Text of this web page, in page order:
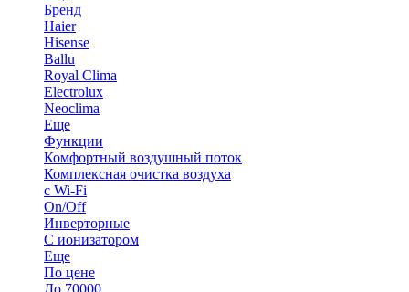
Бренд
Haier
Hisense
Ballu
Royal Clima
Electrolux
Neoclima
Еще
Функции
Комфортный воздушный поток
Комплексная очистка воздуха
с Wi-Fi
On/Off
Инверторные
С ионизатором
Еще
По цене
До 70000